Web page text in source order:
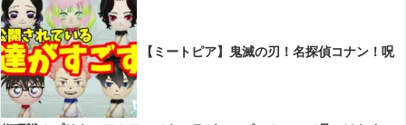
【ミートピア】鬼滅の刃！名探偵コナン！呪